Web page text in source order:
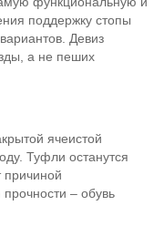
поддержку стопы
Девиз
а не пеших
ячеистой
Туфли останутся
причиной
– обувь